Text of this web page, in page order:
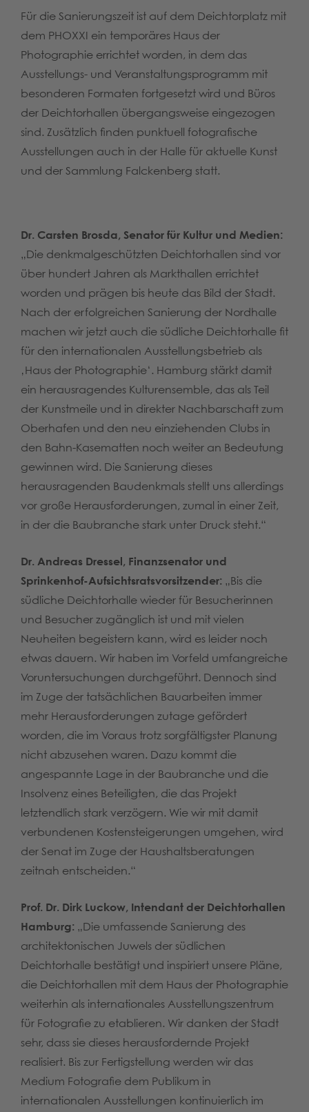
Für die Sanierungszeit ist auf dem Deichtorplatz mit
dem PHOXXI ein temporäres Haus der
Photographie errichtet worden, in dem das
Ausstellungs- und Veranstaltungsprogramm mit
besonderen Formaten fortgesetzt wird und Büros
der Deichtorhallen übergangsweise eingezogen
sind. Zusätzlich finden punktuell fotografische
Ausstellungen auch in der Halle für aktuelle Kunst
und der Sammlung Falckenberg statt.
Dr. Carsten Brosda, Senator für Kultur und Medien:
„Die denkmalgeschützten Deichtorhallen sind vor
über hundert Jahren als Markthallen errichtet
worden und prägen bis heute das Bild der Stadt.
Nach der erfolgreichen Sanierung der Nordhalle
machen wir jetzt auch die südliche Deichtorhalle fit
für den internationalen Ausstellungsbetrieb als
‚Haus der Photographie‘. Hamburg stärkt damit
ein herausragendes Kulturensemble, das als Teil
der Kunstmeile und in direkter Nachbarschaft zum
Oberhafen und den neu einziehenden Clubs in
den Bahn-Kasematten noch weiter an Bedeutung
gewinnen wird. Die Sanierung dieses
herausragenden Baudenkmals stellt uns allerdings
vor große Herausforderungen, zumal in einer Zeit,
in der die Baubranche stark unter Druck steht.“
Dr. Andreas Dressel, Finanzsenator und
Sprinkenhof-Aufsichtsratsvorsitzender: „Bis die
südliche Deichtorhalle wieder für Besucherinnen
und Besucher zugänglich ist und mit vielen
Neuheiten begeistern kann, wird es leider noch
etwas dauern. Wir haben im Vorfeld umfangreiche
Voruntersuchungen durchgeführt. Dennoch sind
im Zuge der tatsächlichen Bauarbeiten immer
mehr Herausforderungen zutage gefördert
worden, die im Voraus trotz sorgfältigster Planung
nicht abzusehen waren. Dazu kommt die
angespannte Lage in der Baubranche und die
Insolvenz eines Beteiligten, die das Projekt
letztendlich stark verzögern. Wie wir mit damit
verbundenen Kostensteigerungen umgehen, wird
der Senat im Zuge der Haushaltsberatungen
zeitnah entscheiden.“
Prof. Dr. Dirk Luckow, Intendant der Deichtorhallen
Hamburg: „Die umfassende Sanierung des
architektonischen Juwels der südlichen
Deichtorhalle bestätigt und inspiriert unsere Pläne,
die Deichtorhallen mit dem Haus der Photographie
weiterhin als internationales Ausstellungszentrum
für Fotografie zu etablieren. Wir danken der Stadt
sehr, dass sie dieses herausfordernde Projekt
realisiert. Bis zur Fertigstellung werden wir das
Medium Fotografie dem Publikum in
internationalen Ausstellungen kontinuierlich im